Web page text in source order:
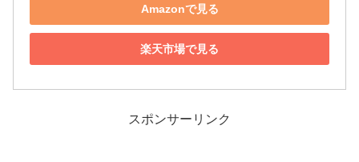
Amazonで見る
楽天市場で見る
スポンサーリンク